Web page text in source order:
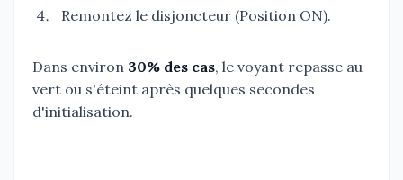
Remontez le disjoncteur (Position ON).
Dans environ 30% des cas, le voyant repasse au
vert ou s'éteint après quelques secondes
d'initialisation.